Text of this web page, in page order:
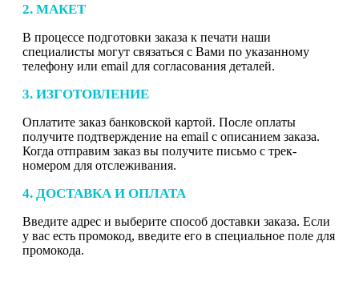
2. МАКЕТ
В процессе подготовки заказа к печати наши
специалисты могут связаться с Вами по указанному
телефону или email для согласования деталей.
3. ИЗГОТОВЛЕНИЕ
Оплатите заказ банковской картой. После оплаты
получите подтверждение на email с описанием заказа.
Когда отправим заказ вы получите письмо с трек-
номером для отслеживания.
4. ДОСТАВКА И ОПЛАТА
Введите адрес и выберите способ доставки заказа. Если
у вас есть промокод, введите его в специальное поле для
промокода.